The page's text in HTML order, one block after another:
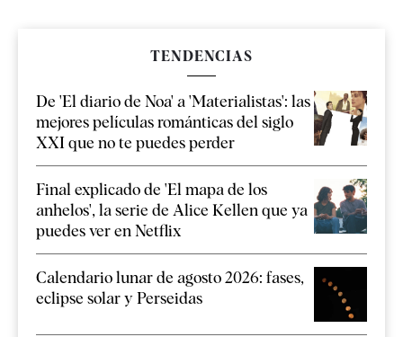
TENDENCIAS
De 'El diario de Noa' a 'Materialistas': las
mejores películas románticas del siglo
XXI que no te puedes perder
Final explicado de 'El mapa de los
anhelos', la serie de Alice Kellen que ya
puedes ver en Netflix
Calendario lunar de agosto 2026: fases,
eclipse solar y Perseidas